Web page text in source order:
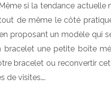
si la tendance actuelle
de même le côté
proposant un modèle qui
bracelet une petite boîte
bracelet ou reconvertir
de visites….